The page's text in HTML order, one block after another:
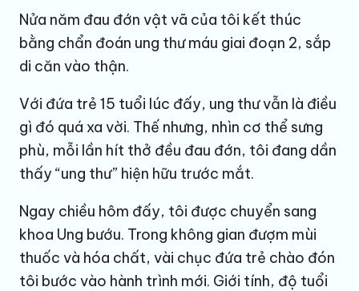
Nửa năm đau đớn vật vã của tôi kết thúc
bằng chẩn đoán ung thư máu giai đoạn 2, sắp
di căn vào thận.
Với đứa trẻ 15 tuổi lúc đấy, ung thư vẫn là điều
gì đó quá xa vời. Thế nhưng, nhìn cơ thể sưng
phù, mỗi lần hít thở đều đau đớn, tôi đang dần
thấy “ung thư” hiện hữu trước mắt.
Ngay chiều hôm đấy, tôi được chuyển sang
khoa Ung bướu. Trong không gian đượm mùi
thuốc và hóa chất, vài chục đứa trẻ chào đón
tôi bước vào hành trình mới. Giới tính, độ tuổi